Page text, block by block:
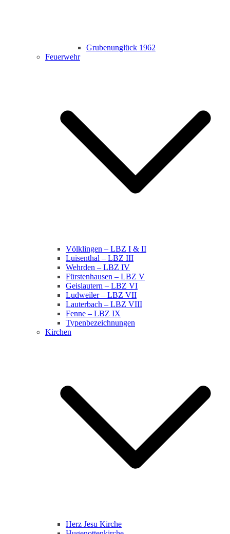
Grubenunglück 1962
Feuerwehr
Völklingen – LBZ I & II
Luisenthal – LBZ III
Wehrden – LBZ IV
Fürstenhausen – LBZ V
Geislautern – LBZ VI
Ludweiler – LBZ VII
Lauterbach – LBZ VIII
Fenne – LBZ IX
Typenbezeichnungen
Kirchen
Herz Jesu Kirche